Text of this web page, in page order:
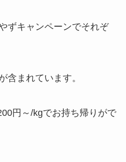
ずキャンペーンでそれぞ
含まれています。
円～/kgでお持ち帰りがで